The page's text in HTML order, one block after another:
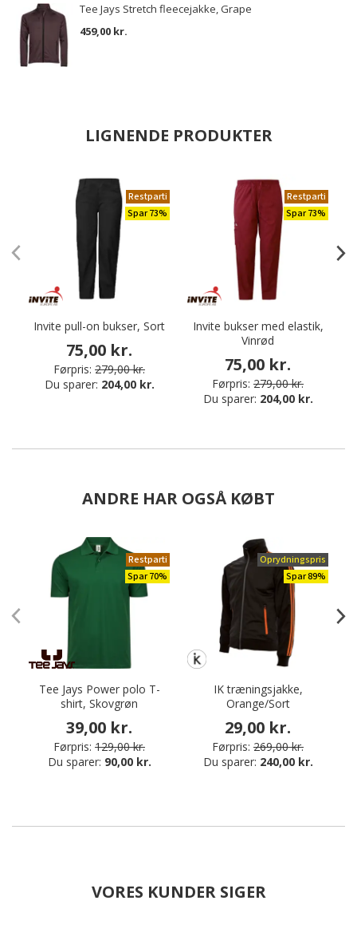
Tee Jays Stretch fleecejakke, Grape
459,00 kr.
LIGNENDE PRODUKTER
Restparti
Spar 73%
Invite pull-on bukser, Sort
75,00 kr.
Førpris: 279,00 kr.
Du sparer: 204,00 kr.
Restparti
Spar 73%
Invite bukser med elastik,
Vinrød
75,00 kr.
Førpris: 279,00 kr.
Du sparer: 204,00 kr.
ANDRE HAR OGSÅ KØBT
Restparti
Spar 70%
Tee Jays Power polo T-
shirt, Skovgrøn
39,00 kr.
Førpris: 129,00 kr.
Du sparer: 90,00 kr.
Oprydningspris
Spar 89%
IK træningsjakke,
Orange/Sort
29,00 kr.
Førpris: 269,00 kr.
Du sparer: 240,00 kr.
VORES KUNDER SIGER